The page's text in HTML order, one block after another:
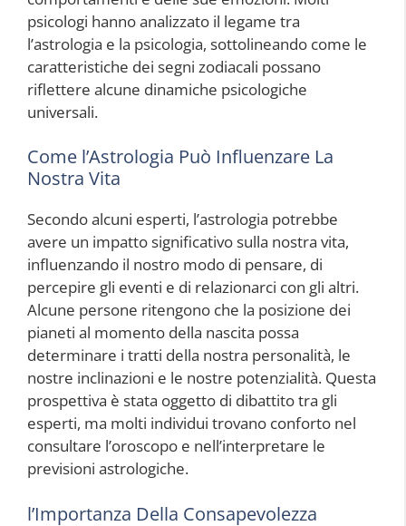
psicologi hanno analizzato il legame tra
l’astrologia e la psicologia, sottolineando come le
caratteristiche dei segni zodiacali possano
riflettere alcune dinamiche psicologiche
universali.
Come l’Astrologia Può Influenzare La
Nostra Vita
Secondo alcuni esperti, l’astrologia potrebbe
avere un impatto significativo sulla nostra vita,
influenzando il nostro modo di pensare, di
percepire gli eventi e di relazionarci con gli altri.
Alcune persone ritengono che la posizione dei
pianeti al momento della nascita possa
determinare i tratti della nostra personalità, le
nostre inclinazioni e le nostre potenzialità. Questa
prospettiva è stata oggetto di dibattito tra gli
esperti, ma molti individui trovano conforto nel
consultare l’oroscopo e nell’interpretare le
previsioni astrologiche.
l’Importanza Della Consapevolezza